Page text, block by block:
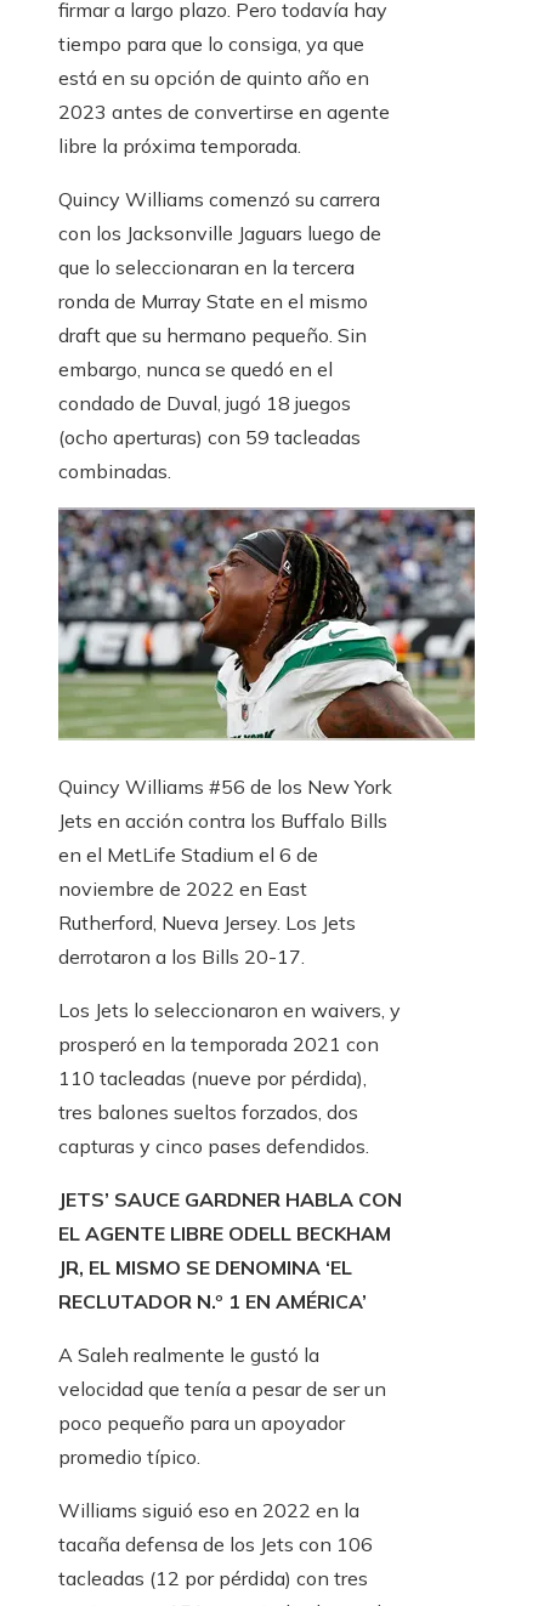
firmar a largo plazo. Pero todavía hay
tiempo para que lo consiga, ya que
está en su opción de quinto año en
2023 antes de convertirse en agente
libre la próxima temporada.
Quincy Williams comenzó su carrera
con los Jacksonville Jaguars luego de
que lo seleccionaran en la tercera
ronda de Murray State en el mismo
draft que su hermano pequeño. Sin
embargo, nunca se quedó en el
condado de Duval, jugó 18 juegos
(ocho aperturas) con 59 tacleadas
combinadas.
Quincy Williams #56 de los New York
Jets en acción contra los Buffalo Bills
en el MetLife Stadium el 6 de
noviembre de 2022 en East
Rutherford, Nueva Jersey. Los Jets
derrotaron a los Bills 20-17.
Los Jets lo seleccionaron en waivers, y
prosperó en la temporada 2021 con
110 tacleadas (nueve por pérdida),
tres balones sueltos forzados, dos
capturas y cinco pases defendidos.
JETS’ SAUCE GARDNER HABLA CON
EL AGENTE LIBRE ODELL BECKHAM
JR, EL MISMO SE DENOMINA ‘EL
RECLUTADOR N.º 1 EN AMÉRICA’
A Saleh realmente le gustó la
velocidad que tenía a pesar de ser un
poco pequeño para un apoyador
promedio típico.
Williams siguió eso en 2022 en la
tacaña defensa de los Jets con 106
tacleadas (12 por pérdida) con tres